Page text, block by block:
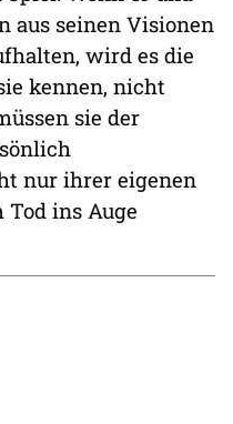
aus seinen Visionen
wird es die
kennen, nicht
sie der
nur ihrer eigenen
Tod ins Auge